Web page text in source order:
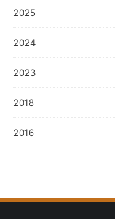
2025
2024
2023
2018
2016